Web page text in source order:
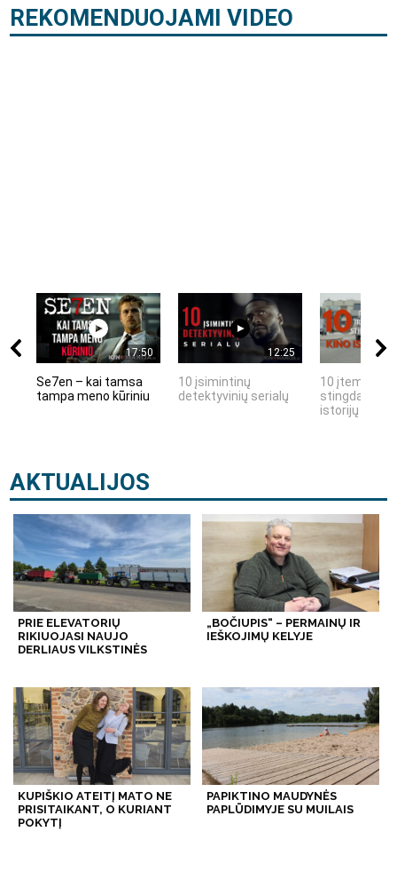
REKOMENDUOJAMI VIDEO
17:50
Se7en – kai tamsa
tampa meno kūriniu
12:25
10 įsimintinų
detektyvinių serialų
10 įtemptų,
stingdančių
istorijų
AKTUALIJOS
PRIE ELEVATORIŲ
RIKIUOJASI NAUJO
DERLIAUS VILKSTINĖS
„BOČIUPIS“ – PERMAINŲ IR
IEŠKOJIMŲ KELYJE
KUPIŠKIO ATEITĮ MATO NE
PRISITAIKANT, O KURIANT
POKYTĮ
PAPIKTINO MAUDYNĖS
PAPLŪDIMYJE SU MUILAIS